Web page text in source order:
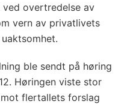
overtredelse av
vern av privatlivets
ble sendt på høring
Høringen viste stor
flertallets forslag